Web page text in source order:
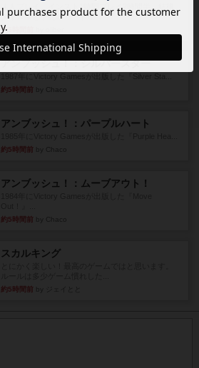
４人プレイ。インスト1時間プレイ2時間半。結構
ダイス運と手札のカード運...
約5時間前
アンブッシュ！：シルバースター
約5時間前
アンブッシュ！：パープルハート
約5時間前
アンブッシュ！：ムーブアウト！
約5時間前
スカルキング
約5時間前